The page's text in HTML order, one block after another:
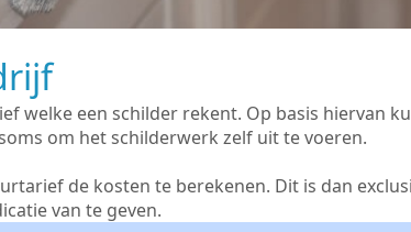
welke een schilder rekent. Op basis hiervan
om het schilderwerk zelf uit te voeren.
de kosten te berekenen. Dit is dan
van te geven.